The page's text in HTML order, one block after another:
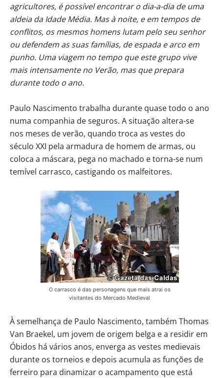
agricultores, é possível encontrar o dia-a-dia de uma
aldeia da Idade Média. Mas à noite, e em tempos de
conflitos, os mesmos homens lutam pelo seu senhor
ou defendem as suas famílias, de espada e arco em
punho. Uma viagem no tempo que este grupo vive
mais intensamente no Verão, mas que prepara
durante todo o ano.
Paulo Nascimento trabalha durante quase todo o ano
numa companhia de seguros. A situação altera-se
nos meses de verão, quando troca as vestes do
século XXI pela armadura de homem de armas, ou
coloca a máscara, pega no machado e torna-se num
temível carrasco, castigando os malfeitores.
O carrasco é das personagens que mais atrai os
visitantes do Mercado Medieval
À semelhança de Paulo Nascimento, também Thomas
Van Braekel, um jovem de origem belga e a residir em
Óbidos há vários anos, enverga as vestes medievais
durante os torneios e depois acumula as funções de
ferreiro para dinamizar o acampamento que está